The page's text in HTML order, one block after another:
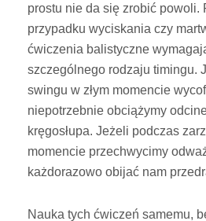
prostu nie da się zrobić powoli.
przypadku wyciskania czy
ćwiczenia balistyczne
szczególnego rodzaju timingu.
swingu w złym momencie
niepotrzebnie obciążymy
kręgosłupa. Jeżeli podczas
momencie przechwycimy
każdorazowo obijać nam
Nauka tych ćwiczeń samemu,